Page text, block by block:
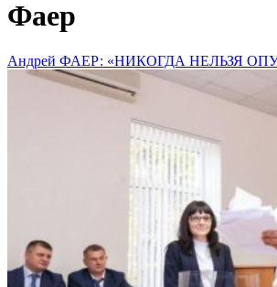
Фаер
Андрей ФАЕР: «НИКОГДА НЕЛЬЗЯ